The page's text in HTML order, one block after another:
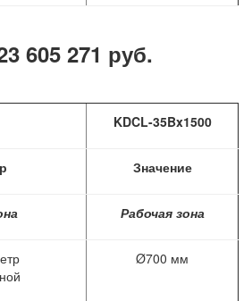
605 271 руб.
KDCL-35Bx1500
Значение
Рабочая зона
Ø700 мм